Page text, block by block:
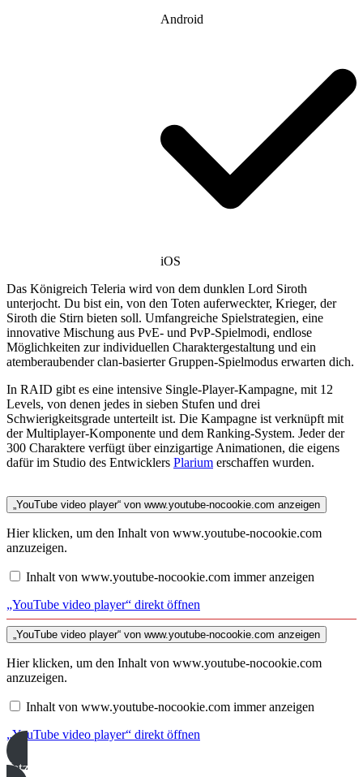
Android
iOS
Das Königreich Teleria wird von dem dunklen Lord Siroth
unterjocht. Du bist ein, von den Toten auferweckter, Krieger, der
Siroth die Stirn bieten soll. Umfangreiche Spielstrategien, eine
innovative Mischung aus PvE- und PvP-Spielmodi, endlose
Möglichkeiten zur individuellen Charaktergestaltung und ein
atemberaubender clan-basierter Gruppen-Spielmodus erwarten dich.
In RAID gibt es eine intensive Single-Player-Kampagne, mit 12
Levels, von denen jedes in sieben Stufen und drei
Schwierigkeitsgrade unterteilt ist. Die Kampagne ist verknüpft mit
der Multiplayer-Komponente und dem Ranking-System. Jeder der
300 Charaktere verfügt über einzigartige Animationen, die eigens
dafür im Studio des Entwicklers Plarium erschaffen wurden.
„YouTube video player“ von www.youtube-nocookie.com anzeigen
Hier klicken, um den Inhalt von www.youtube-nocookie.com
anzuzeigen.
Inhalt von www.youtube-nocookie.com immer anzeigen
„YouTube video player“ direkt öffnen
„YouTube video player“ von www.youtube-nocookie.com anzeigen
Hier klicken, um den Inhalt von www.youtube-nocookie.com
anzuzeigen.
Inhalt von www.youtube-nocookie.com immer anzeigen
„YouTube video player“ direkt öffnen
Jetzt kostenlos spielen